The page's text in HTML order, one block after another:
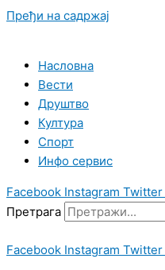
Пређи на садржај
Насловна
Вести
Друштво
Култура
Спорт
Инфо сервис
Facebook Instagram Twitter
Претрага
Facebook Instagram Twitter